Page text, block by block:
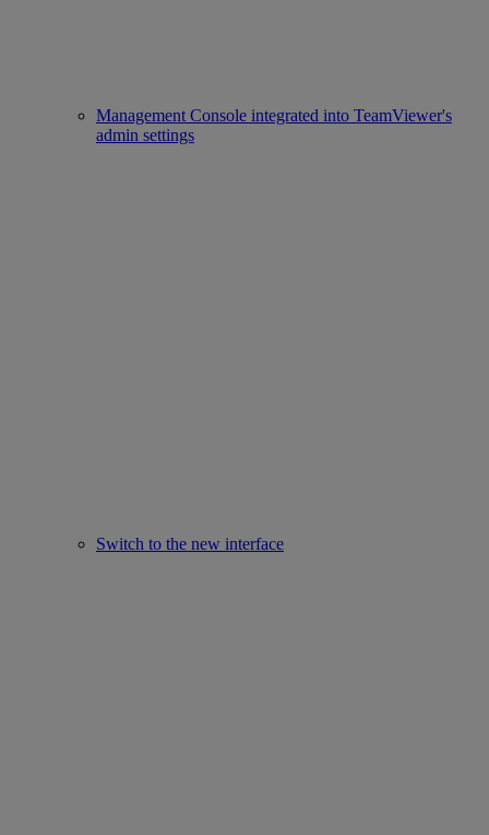
Management Console integrated into TeamViewer's
admin settings
Switch to the new interface